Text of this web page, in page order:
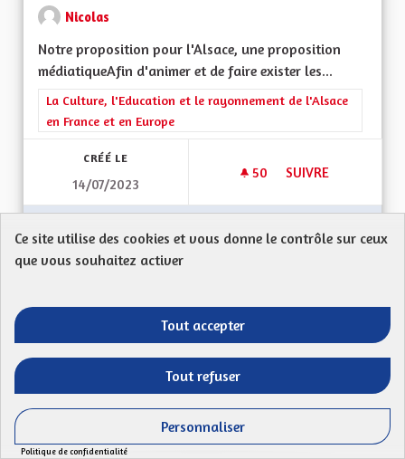
Nicolas
Notre proposition pour l'Alsace, une proposition
médiatiqueAfin d'animer et de faire exister les...
Filtrer les résultats de la catégorie : La Culture, l'Education et
La Culture, l'Education et le rayonnement de l'Alsace
en France et en Europe
CRÉÉ LE
14/07/2023
50 50 ABONNÉS
SUIVRE
VOIR LA PROPOSITION
Soutien aux associtations et à la culture
locale.
Soutenir financièrement les associations avec des...
Filtrer les résultats de la catégorie : La Culture, l'Education et
La Culture, l'Education et le rayonnement de l'Alsace
Ce site utilise des cookies et vous donne le contrôle sur ceux
que vous souhaitez activer
Tout accepter
Tout refuser
Personnaliser
Politique de confidentialité